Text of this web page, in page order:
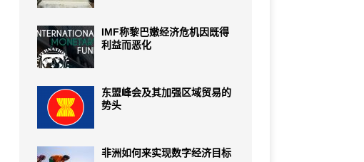
IMF称黎巴嫩经济危机因既得
利益而恶化
东盟峰会及其加强区域贸易的
势头
非洲如何来实现数字经济目标